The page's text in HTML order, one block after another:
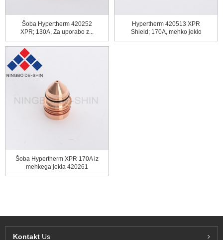
Šoba Hypertherm 420252
XPR; 130A, Za uporabo z...
Hypertherm 420513 XPR
Shield; 170A, mehko jeklo
Šoba Hypertherm XPR 170A iz
mehkega jekla 420261
Kontakt Us